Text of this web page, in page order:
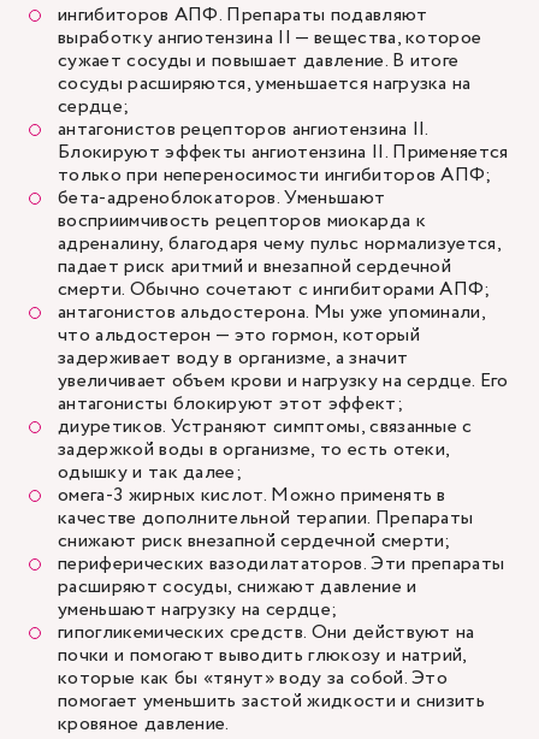
ингибиторов АПФ. Препараты подавляют
выработку ангиотензина II — вещества, которое
сужает сосуды и повышает давление. В итоге
сосуды расширяются, уменьшается нагрузка на
сердце;
антагонистов рецепторов ангиотензина II.
Блокируют эффекты ангиотензина II. Применяется
только при непереносимости ингибиторов АПФ;
бета-адреноблокаторов. Уменьшают
восприимчивость рецепторов миокарда к
адреналину, благодаря чему пульс нормализуется,
падает риск аритмий и внезапной сердечной
смерти. Обычно сочетают с ингибиторами АПФ;
антагонистов альдостерона. Мы уже упоминали,
что альдостерон — это гормон, который
задерживает воду в организме, а значит
увеличивает объем крови и нагрузку на сердце. Его
антагонисты блокируют этот эффект;
диуретиков. Устраняют симптомы, связанные с
задержкой воды в организме, то есть отеки,
одышку и так далее;
омега-3 жирных кислот. Можно применять в
качестве дополнительной терапии. Препараты
снижают риск внезапной сердечной смерти;
периферических вазодилататоров. Эти препараты
расширяют сосуды, снижают давление и
уменьшают нагрузку на сердце;
гипогликемических средств. Они действуют на
почки и помогают выводить глюкозу и натрий,
которые как бы «тянут» воду за собой. Это
помогает уменьшить застой жидкости и снизить
кровяное давление.